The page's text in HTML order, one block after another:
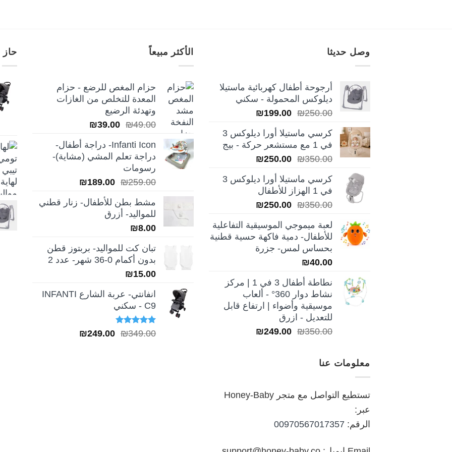
وصل حديثا
أرجوحة أطفال كهربائية ماستيلا
ديلوكس المحمولة - سكني
₪250.00
السعر
هو:
₪250.00.
₪199.00
السعر
هو:
₪199.00.
كرسي ماستيلا أورا ديلوكس 3
في 1 مع مستشعر حركة - بيج
₪350.00
السعر
هو:
₪350.00.
₪250.00
السعر
هو:
كرسي ماستيلا أورا ديلوكس 3
في 1 الهزاز للأطفال
₪350.00
السعر
هو:
₪350.00.
₪250.00
السعر
هو:
₪250.00.
لعبة ميموجي الموسيقية التفاعلية
للأطفال- دمية فاكهة حسية قطنية
بحساس لمس- جزرة
₪40.00
نطاطة أطفال 3 في 1 | مركز
نشاط دوار 360° - ألعاب
موسيقية وأضواء | ارتفاع قابل
للتعديل - ازرق
₪350.00
السعر ₪249.00
السعر
الأكثر مبيعاً
حزام المغص للرضع - حزام
المعدة للتخلص من الغازات
وتهدئة الرضيع
₪49.00
السعر
هو:
₪49.00.
₪39.00
السعر
هو:
₪39.00.
Infanti Icon- دراجة أطفال-
دراجة تعلم المشي (مشاية)-
رسومات
₪259.00
السعر
هو:
₪259.00.
₪189.00
السعر
هو:
مشط بطن للأطفال- زنار قطني
للمواليد- أزرق
₪8.00
تبان كت للمواليد- بربتوز قطن
بدون أكمام 0-36 شهر- عدد 2
₪15.00
انفانتي- عربة الشارع INFANTI
C9 - سكني
تم التقييم
₪349.00
السعر ₪249.00
السعر
معلومات عنا
تستطيع التواصل مع متجر Honey-Baby
عبر:
الرقم: 00970567017357